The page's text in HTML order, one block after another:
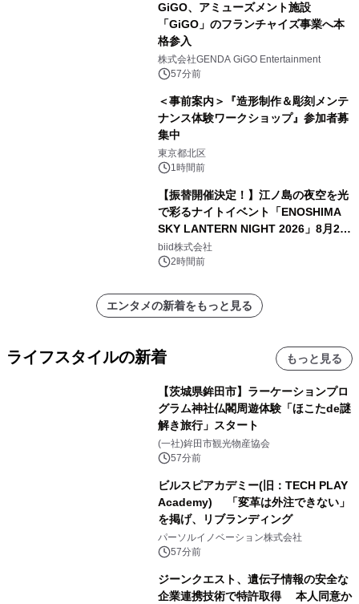
GiGO、アミューズメント施設
「GiGO」のフランチャイズ事業へ本
格参入
株式会社GENDA GiGO Entertainment
57分前
＜事前案内＞『造形制作＆彫刻メンテ
ナンス体験ワークショップ』参加者募
集中
東京都北区
1時間前
【振替開催決定！】江ノ島の夜空を光
で彩るナイトイベント「ENOSHIMA
SKY LANTERN NIGHT 2026」8月22
日(土)振替開催＆受付スタート！
biid株式会社
2時間前
エンタメの新着をもっと見る
ライフスタイルの新着 もっと見る
【茨城県鉾田市】ラーケーションプロ
グラム神社仏閣周遊体験「ほこたde謎
解き旅行」スタート
(一社)鉾田市観光物産協会
57分前
ビルスピアカデミー(旧：TECH PLAY
Academy) 「変革は外注できない」
を掲げ、リブランディング
パーソルイノベーション株式会社
57分前
ジーンクエスト、遺伝子情報の安全な
企業連携技術で特許取得 本人同意か